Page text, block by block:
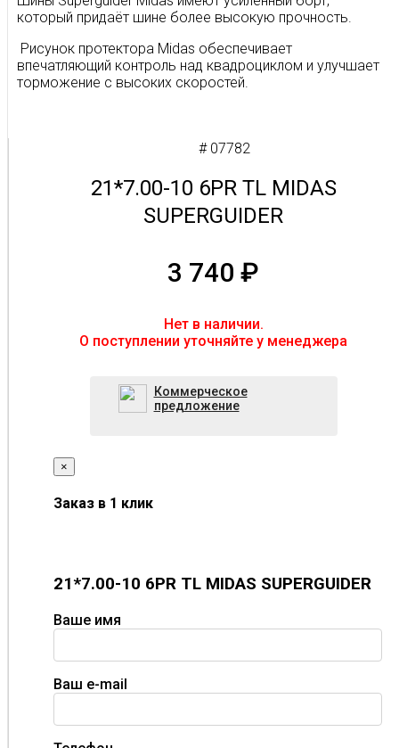
который придаёт шине более высокую прочность.
Рисунок протектора Midas обеспечивает
впечатляющий контроль над квадроциклом и улучшает
торможение с высоких скоростей.
# 07782
21*7.00-10 6PR TL MIDAS
SUPERGUIDER
3 740 ₽
Нет в наличии.
O поступлении уточняйте у менеджера
Коммерческое
предложение
×
Заказ в 1 клик
21*7.00-10 6PR TL MIDAS SUPERGUIDER
Ваше имя
Ваш e-mail